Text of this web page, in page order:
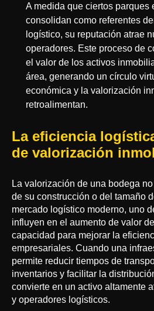
A medida que ciertos parques
consolidan como referentes
logístico, su reputación atrae
operadores. Este proceso de
el valor de los activos
área, generando un círculo
económica y la valorización
retroalimentan.
La eficiencia
de valorización
La valorización de una bodega
de su construcción o del tamaño
mercado logístico moderno, uno
influyen en el aumento de valor
capacidad para mejorar la
empresariales. Cuando una
permite reducir tiempos de
inventarios y facilitar la
convierte en un activo altamente
y operadores logísticos.